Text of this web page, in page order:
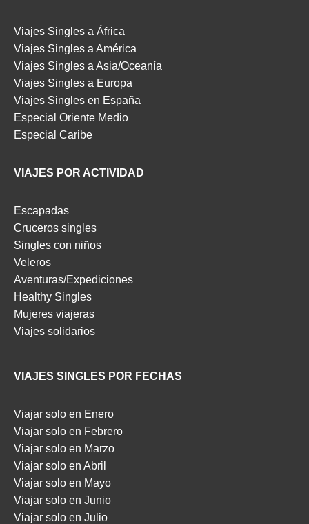
Viajes Singles a África
Viajes Singles a América
Viajes Singles a Asia/Oceanía
Viajes Singles a Europa
Viajes Singles en España
Especial Oriente Medio
Especial Caribe
VIAJES POR ACTIVIDAD
Escapadas
Cruceros singles
Singles con niños
Veleros
Aventuras/Expediciones
Healthy Singles
Mujeres viajeras
Viajes solidarios
VIAJES SINGLES POR FECHAS
Viajar solo en Enero
Viajar solo en Febrero
Viajar solo en Marzo
Viajar solo en Abril
Viajar solo en Mayo
Viajar solo en Junio
Viajar solo en Julio